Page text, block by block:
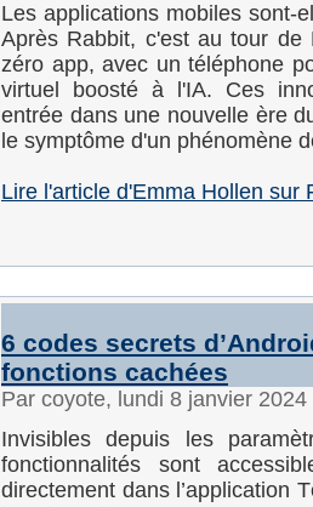
Les applications mobiles sont-
Après Rabbit, c'est au tour de
zéro app, avec un téléphone
virtuel boosté à l'IA. Ces
entrée dans une nouvelle ère
le symptôme d'un phénomène
Lire l'article d'Emma Hollen sur
6 codes secrets
fonctions cachées
Par coyote, lundi 8 janvier
Invisibles depuis les
fonctionnalités sont
directement dans l’application